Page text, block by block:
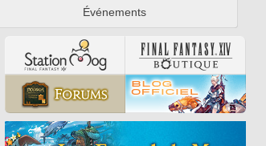
Événements